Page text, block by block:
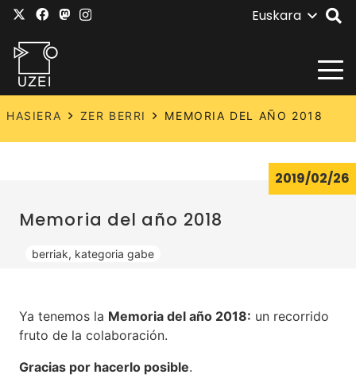
Euskara
HASIERA ZER BERRI MEMORIA DEL AÑO 2018
Memoria del año 2018
berriak, kategoria gabe
2019/02/26
Ya tenemos la Memoria del año 2018: un recorrido
fruto de la colaboración.
Gracias por hacerlo posible.